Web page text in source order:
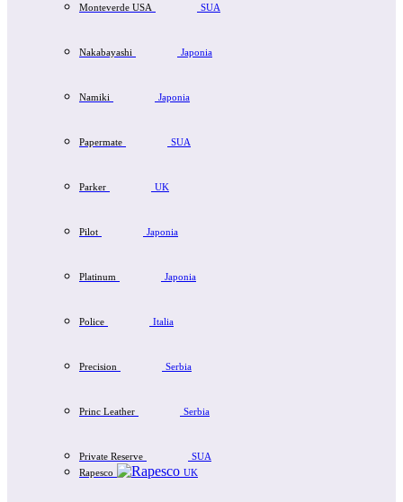
Monteverde USA SUA
Nakabayashi Japonia
Namiki Japonia
Papermate SUA
Parker UK
Pilot Japonia
Platinum Japonia
Police Italia
Precision Serbia
Princ Leather Serbia
Private Reserve
SUA
Rapesco
UK